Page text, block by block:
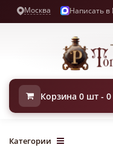
Москва Написать в
Корзина 0 шт - 0
Категории